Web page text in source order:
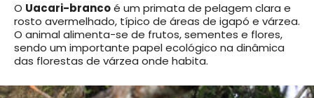
O Uacari-brancoé um primata de pelagem clara e
rosto avermelhado, típico de áreas de igapó e várzea.
O animal alimenta-se de frutos, sementes e flores,
sendo um importante papel ecológico na dinâmica
das florestas de várzea onde habita.